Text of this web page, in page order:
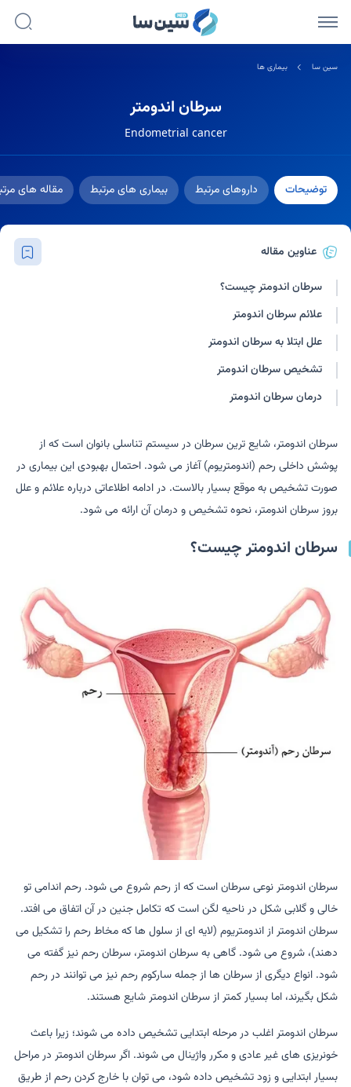
سین سا بیماری ها
سرطان اندومتر
Endometrial cancer
توضیحات داروهای مرتبط بیماری های مرتبط مقاله های
عناوین مقاله
سرطان اندومتر چیست؟
علائم سرطان اندومتر
علل ابتلا به سرطان اندومتر
تشخیص سرطان اندومتر
درمان سرطان اندومتر
سرطان اندومتر، شایع ترین سرطان در سیستم تناسلی بانوان است که از
پوشش داخلی رحم (اندومتریوم) آغاز می شود. احتمال بهبودی این بیماری در
صورت تشخیص به موقع بسیار بالاست. در ادامه اطلاعاتی درباره علائم و علل
بروز سرطان اندومتر، نحوه تشخیص و درمان آن ارائه می شود.
سرطان اندومتر چیست؟
سرطان اندومتر نوعی سرطان است که از رحم شروع می شود. رحم اندامی تو
خالی و گلابی شکل در ناحیه لگن است که تکامل جنین در آن اتفاق می افتد.
سرطان اندومتر از اندومتریوم (لایه ای از سلول ها که مخاط رحم را تشکیل می
دهند)، شروع می شود. گاهی به سرطان اندومتر، سرطان رحم نیز گفته می
شود. انواع دیگری از سرطان ها از جمله سارکوم رحم نیز می توانند در رحم
شکل بگیرند، اما بسیار کمتر از سرطان اندومتر شایع هستند.
سرطان اندومتر اغلب در مرحله ابتدایی تشخیص داده می شوند؛ زیرا باعث
خونریزی های غیر عادی و مکرر واژینال می شوند. اگر سرطان اندومتر در مراحل
بسیار ابتدایی و زود تشخیص داده شود، می توان با خارج کردن رحم از طریق